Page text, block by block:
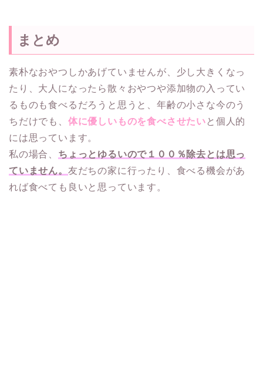
まとめ
素朴なおやつしかあげていませんが、少し大きくなっ
たり、大人になったら散々おやつや添加物の入ってい
るものも食べるだろうと思うと、年齢の小さな今のう
ちだけでも、 体に優しいものを食べさせたい と個人的
には思っています。
私の場合、 ちょっとゆるいので１００％除去とは思っ
ていません。 友だちの家に行ったり、食べる機会があ
れば食べても良いと思っています。